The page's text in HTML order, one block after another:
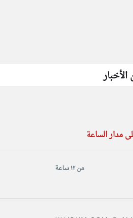
مدار الساعة
من ١٢ ساعة